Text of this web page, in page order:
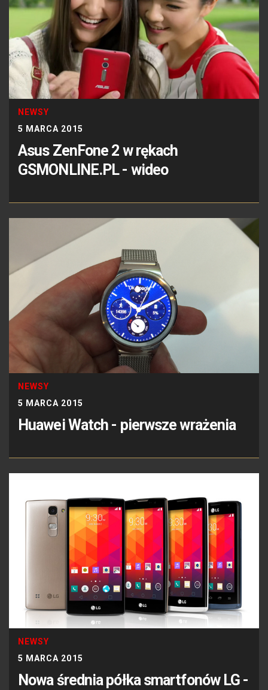
NEWSY
5 MARCA 2015
Asus ZenFone 2 w rękach
GSMONLINE.PL - wideo
NEWSY
5 MARCA 2015
Huawei Watch - pierwsze wrażenia
NEWSY
5 MARCA 2015
Nowa średnia półka smartfonów LG -